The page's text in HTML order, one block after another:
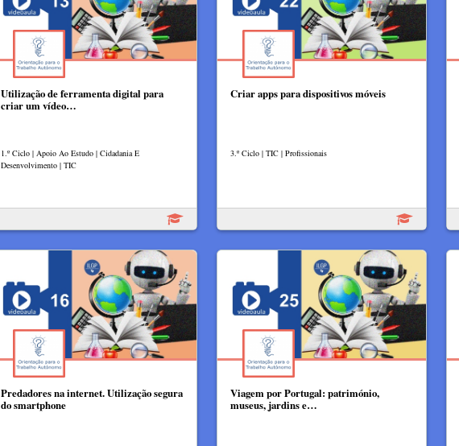
Utilização de ferramenta digital para
criar um vídeo…
1.º Ciclo | Apoio Ao Estudo | Cidadania E
Desenvolvimento | TIC
Criar apps para dispositivos móveis
3.º Ciclo | TIC | Profissionais
Predadores na internet. Utilização segura
do smartphone
Viagem por Portugal: património,
museus, jardins e…